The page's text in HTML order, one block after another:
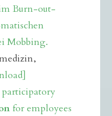
Burn-out-
Mobbing.
for employees